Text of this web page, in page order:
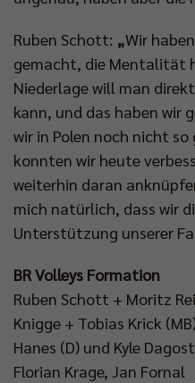
Ruben Schott: „Wir
gemacht, die Mentalität
Niederlage will man
kann, und das haben wir
wir in Polen noch nicht
konnten wir heute
weiterhin daran
mich natürlich, dass wir
Unterstützung unserer
BR Volleys Formation
Ruben Schott + Moritz
Knigge + Tobias Krick
Hanes (D) und Kyle
Florian Krage, Jan Fornal